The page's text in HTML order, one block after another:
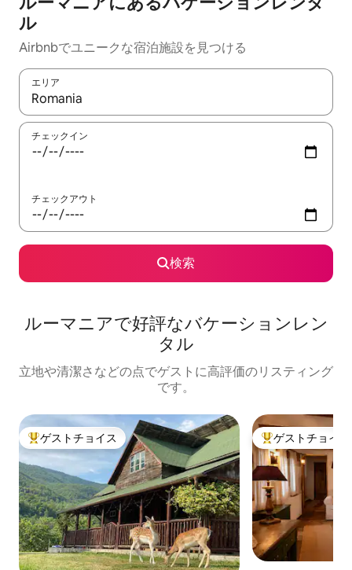
ル
Airbnbでユニークな宿泊施設を見つける
エリア
検索結果が表示されたら、上下の矢印キーを使って移動するか
チェックイン
チェックアウト
検索
ルーマニアで好評なバケーションレン
タル
立地や清潔さなどの点でゲストに高評価のリスティング
です。
大好評のゲストチョイスです。
ゲストチョイス 大好評のゲスト
ゲストチョイス